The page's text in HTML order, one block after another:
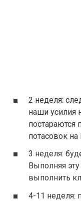
2 неделя:
наши усилия
постараются
потасовок
3 неделя:
Выполняя
выполнить
4-11 неделя: